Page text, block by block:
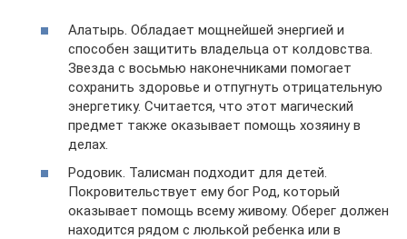
Алатырь. Обладает мощнейшей энергией и
способен защитить владельца от колдовства.
Звезда с восьмью наконечниками помогает
сохранить здоровье и отпугнуть отрицательную
энергетику. Считается, что этот магический
предмет также оказывает помощь хозяину в
делах.
Родовик. Талисман подходит для детей.
Покровительствует ему бог Род, который
оказывает помощь всему живому. Оберег должен
находится рядом с люлькой ребенка или в